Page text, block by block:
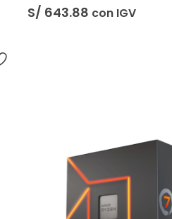
S/ 643.88 con IGV